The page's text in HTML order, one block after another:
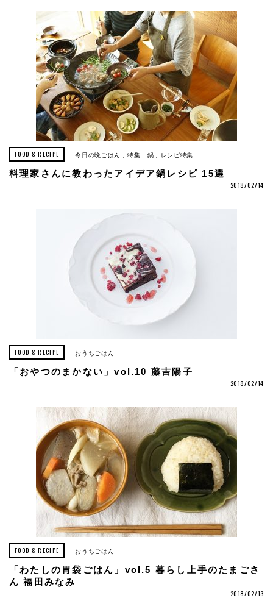
FOOD & RECIPE 今日の晩ごはん 特集 鍋 レシピ特集
料理家さんに教わったアイデア鍋レシピ 15選
2018/02/14
FOOD & RECIPE おうちごはん
「おやつのまかない」vol.10 藤吉陽子
2018/02/14
FOOD & RECIPE おうちごはん
「わたしの胃袋ごはん」vol.5 暮らし上手のたまごさ
ん 福田みなみ
2018/02/13